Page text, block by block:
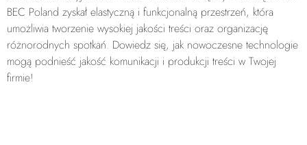
BEC Poland zyskał elastyczną i funkcjonalną przestrzeń, która
umożliwia tworzenie wysokiej jakości treści oraz organizację
różnorodnych spotkań. Dowiedz się, jak nowoczesne technologie
mogą podnieść jakość komunikacji i produkcji treści w Twojej
firmie!